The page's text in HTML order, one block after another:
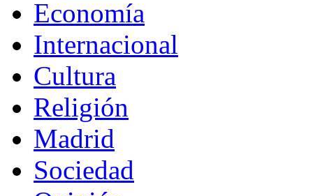
Economía
Internacional
Cultura
Religión
Madrid
Sociedad